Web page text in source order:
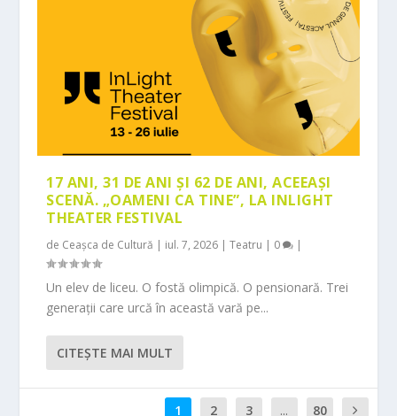
17 ANI, 31 DE ANI ȘI 62 DE ANI, ACEEAȘI
SCENĂ. „OAMENI CA TINE”, LA INLIGHT
THEATER FESTIVAL
de Ceașca de Cultură | iul. 7, 2026 |Teatru | 0 |
Un elev de liceu. O fostă olimpică. O pensionară. Trei
generații care urcă în această vară pe...
CITEŞTE MAI MULT
1 2 3 ... 80